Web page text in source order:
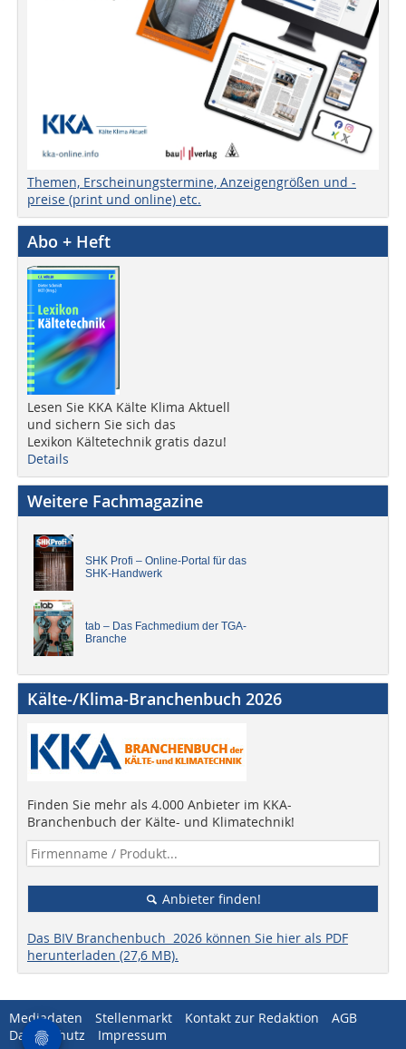
Themen, Erscheinungstermine, Anzeigengrößen und -
preise (print und online) etc.
Abo + Heft
Lesen Sie KKA Kälte Klima Aktuell
und sichern Sie sich das
Lexikon Kältetechnik gratis dazu!
Details
Weitere Fachmagazine
SHK Profi – Online-Portal für das
SHK-Handwerk
tab – Das Fachmedium der TGA-
Branche
Kälte-/Klima-Branchenbuch 2026
Finden Sie mehr als 4.000 Anbieter im KKA-
Branchenbuch der Kälte- und Klimatechnik!
Anbieter finden!
Das BIV Branchenbuch 2026 können Sie hier als PDF
herunterladen (27,6 MB).
Mediadaten Stellenmarkt Kontakt zur Redaktion
AGB
Datenschutz
Impressum